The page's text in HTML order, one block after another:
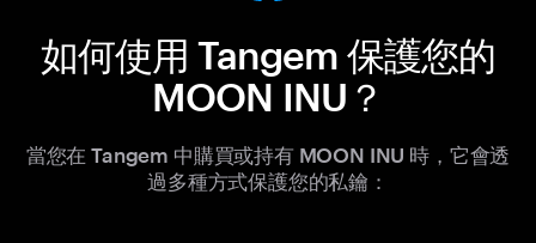
如何使用 Tangem 保護您的
MOON INU？
當您在 Tangem 中購買或持有 MOON INU 時，它會透
過多種方式保護您的私鑰：